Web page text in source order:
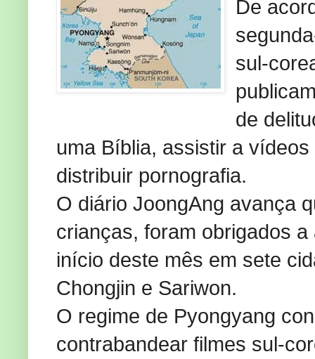
De
sul-
de
uma Bíblia, assistir a
distribuir pornografia.
O diário JoongAng avança
crianças, foram obrigados
início deste mês em sete
Chongjin e Sariwon.
O regime de Pyongyang
contrabandear filmes sul-